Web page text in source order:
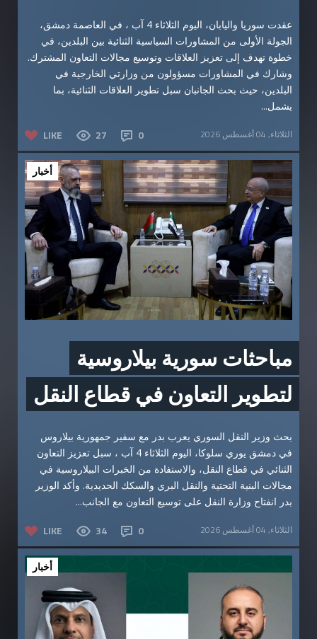
عقدت سوريا واليابان، اليوم الثلاثاء 4 آب ، في العاصمة دمشق،
الجولة الأولى من المشاورات السياسية الثنائية بين البلدين، في
خطوة تهدف إلى تعزيز العلاقات وتوسيع مجالات التعاون المشترك.
وشارك في المشاورات مسؤولون من وزارتي الخارجية في
البلدين، حيث بحث الجانبان سبل تطوير العلاقات الثنائية، بما
يشمل...
LIKE 27 0 الثلاثاء, 04 أغسطس 2026
أخبار
مباحثات سورية بيلاروسية
لتطوير التعاون في قطاع النقل‏
بحث وزير النقل السوري يعرب بدر مع سفير جمهورية بيلاروس
في دمشق يوري سلوكا، اليوم الثلاثاء 4 آب ، سبل تعزيز التعاون
الثنائي في قطاع النقل، والاستفادة من الخبرات البيلاروسية في
مجالات البنية التحتية والنقل البري والسكك الحديدية. وأكد الوزير
بدر انفتاح وزارة النقل على توسيع التعاون مع الجانب...
LIKE 34 0 الثلاثاء, 04 أغسطس 2026
أخبار